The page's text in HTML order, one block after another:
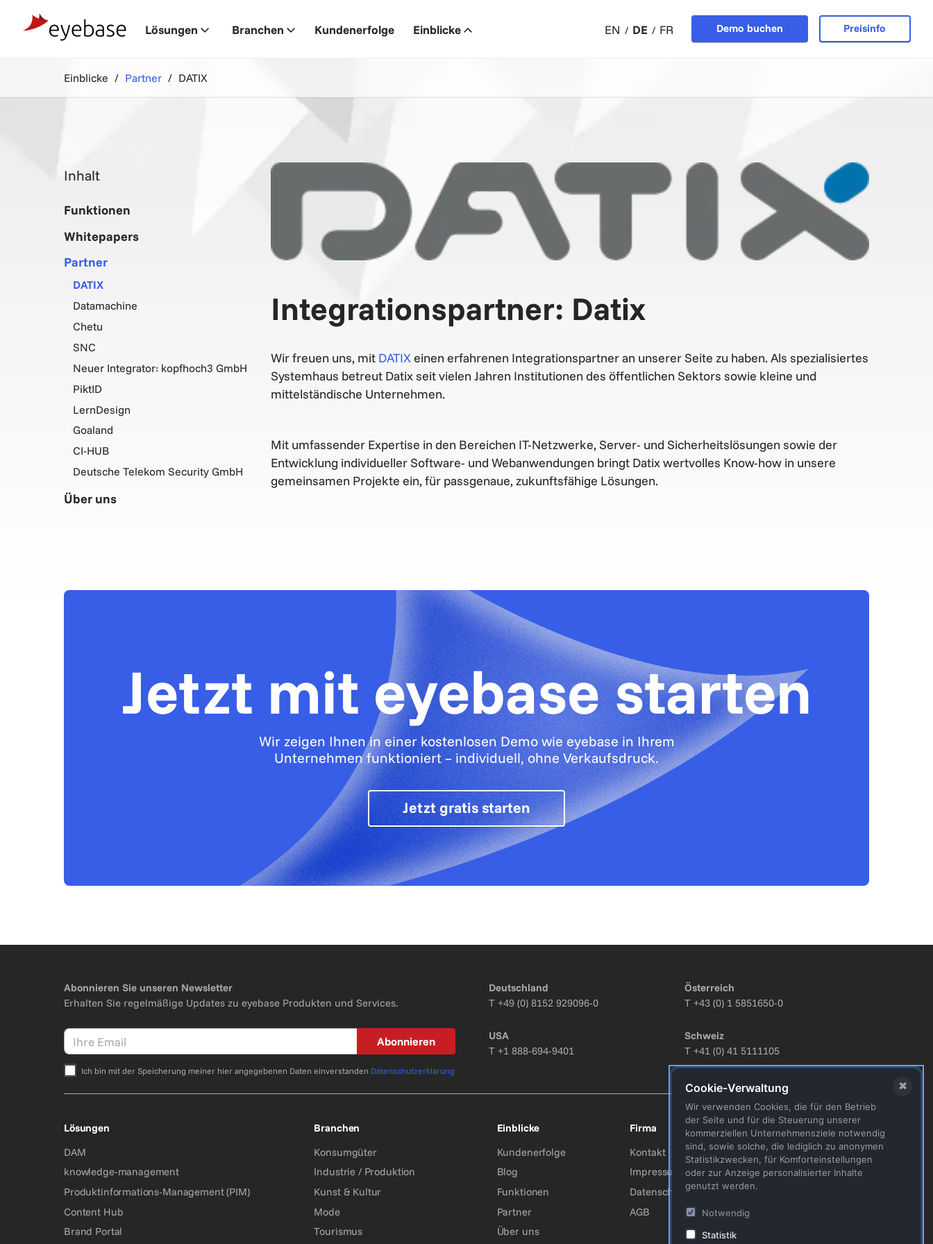
Lösungen Branchen Kundenerfolge Einblicke EN DE FR Demo buchen Preisinfo
Einblicke Partner DATIX
Integrationspartner: Datix
Wir freuen uns, mit DATIXeinen erfahrenen Integrationspartner an unserer Seite zu haben. Als spezialisiertes
Systemhaus betreut Datix seit vielen Jahren Institutionen des öffentlichen Sektors sowie kleine und
mittelständische Unternehmen.
Mit umfassender Expertise in den Bereichen IT-Netzwerke, Server- und Sicherheitslösungen sowie der
Entwicklung individueller Software- und Webanwendungen bringt Datix wertvolles Know-how in unsere
gemeinsamen Projekte ein, für passgenaue, zukunftsfähige Lösungen.
Inhalt
Funktionen
Whitepapers
Partner
DATIX
Datamachine
Chetu
SNC
Neuer Integrator: kopfhoch3 GmbH
PiktID
LernDesign
Goaland
CI-HUB
Deutsche Telekom Security GmbH
Über uns
Jetzt mit eyebase starten
Wir zeigen Ihnen in einer kostenlosen Demo wie eyebase in Ihrem
Unternehmen funktioniert – individuell, ohne Verkaufsdruck.
Jetzt gratis starten
Abonnieren Sie unseren Newsletter
Erhalten Sie regelmäßige Updates zu eyebase Produkten und Services.
Abonnieren
Ich bin mit der Speicherung meiner hier angegebenen Daten einverstanden Datenschutzerklärung
Bitte nicht ausfüllen.
Deutschland
T +49 (0) 8152 929096-0
Österreich
T +43 (0) 1 5851650-0
USA
T +1 888-694-9401
Schweiz
T +41 (0) 41 5111105
Lösungen
DAM
knowledge-management
Produktinformations-Management (PIM)
Content Hub
Brand Portal
Branchen
Konsumgüter
Industrie / Produktion
Kunst & Kultur
Mode
Tourismus
Einblicke
Kundenerfolge
Blog
Funktionen
Partner
Über uns
Firma
Kontakt
Impressum
Datenschutzerklärung
AGB
Folgen Sie uns!
Youtube
Facebook
Cookie-Verwaltung
Wir verwenden Cookies, die für den Betrieb
der Seite und für die Steuerung unserer
kommerziellen Unternehmensziele notwendig
sind, sowie solche, die lediglich zu anonymen
Statistikzwecken, für Komforteinstellungen
oder zur Anzeige personalisierter Inhalte
genutzt werden.
Notwendig
Statistik
✖